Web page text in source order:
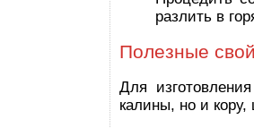
разлить в
Полезные
Для
калины, но и кору,